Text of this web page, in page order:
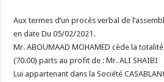
Aux termes d’un procès verbal de
en dateDu 05/02/2021.
Mr. ABOUMAAD MOHAMED cède la
(70.00) parts au profit de : Mr. ALI SHAIBI
Lui appartenant dans la Société